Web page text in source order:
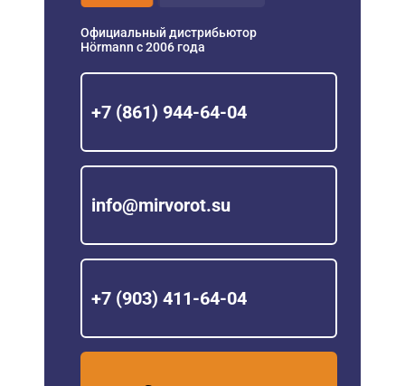
Официальный дистрибьютор
Hörmann с 2006 года
+7 (861) 944-64-04
info@mirvorot.su
+7 (903) 411-64-04